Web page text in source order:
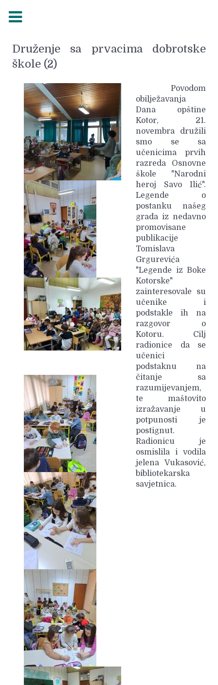
Druženje sa prvacima dobrotske
škole (2)
Povodom
obilježavanja
Dana opštine
Kotor, 21.
novembra družili
smo se sa
učenicima prvih
razreda Osnovne
škole "Narodni
heroj Savo Ilić".
Legende o
postanku našeg
grada iz nedavno
promovisane
publikacije
Tomislava
Grgurevića
"Legende iz Boke
Kotorske"
zainteresovale su
učenike i
podstakle ih na
razgovor o
Kotoru. Cilj
radionice da se
učenici
podstaknu na
čitanje sa
razumijevanjem,
te maštovito
izražavanje u
potpunosti je
postignut.
Radionicu je
osmislila i vodila
jelena Vukasović,
bibliotekarska
savjetnica.